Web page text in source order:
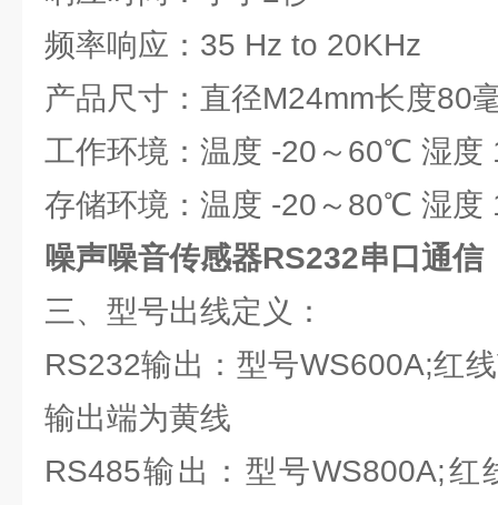
频率响应：35 Hz to 20KHz
产品尺寸：直径M24mm长度80
工作环境：温度 -20～60℃ 湿度
存储环境：温度 -20～80℃ 湿度
噪声噪音传感器RS232串口通信
三、型号出线定义：
RS232输出：型号WS600A;红
输出端为黄线
RS485输出：型号WS800A;红